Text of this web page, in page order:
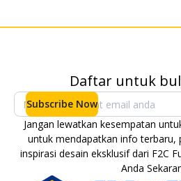
Daftar untuk
Subscribe Now
Jangan lewatkan kesempatan
untuk mendapatkan info terbaru,
inspirasi desain eksklusif dari F2C
Anda